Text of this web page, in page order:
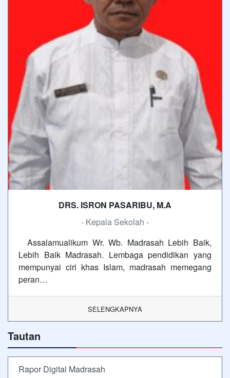
DRS. ISRON PASARIBU, M.A
- Kepala Sekolah -
Assalamualikum Wr. Wb. Madrasah Lebih Baik,
Lebih Baik Madrasah. Lembaga pendidikan yang
mempunyai ciri khas Islam, madrasah memegang
peran…
SELENGKAPNYA
Tautan
Rapor Digital Madrasah